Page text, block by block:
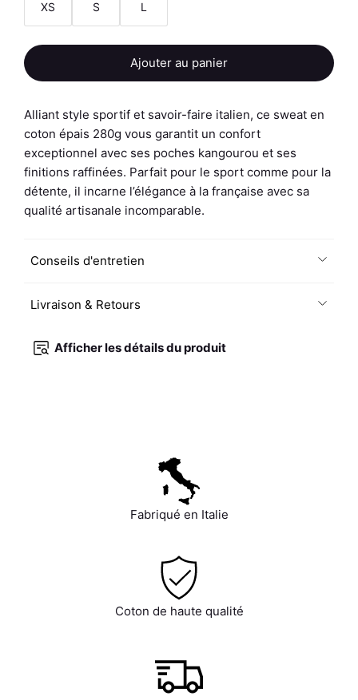
XS S L
quantité
de
Mixte
-
Energy
P
Ajouter au panier
Alliant style sportif et savoir-faire italien, ce sweat en
coton épais 280g vous garantit un confort
exceptionnel avec ses poches kangourou et ses
finitions raffinées. Parfait pour le sport comme pour la
détente, il incarne l’élégance à la française avec sa
qualité artisanale incomparable.
Conseils d'entretien
Livraison & Retours
Afficher les détails du produit
Fabriqué en Italie
Coton de haute qualité